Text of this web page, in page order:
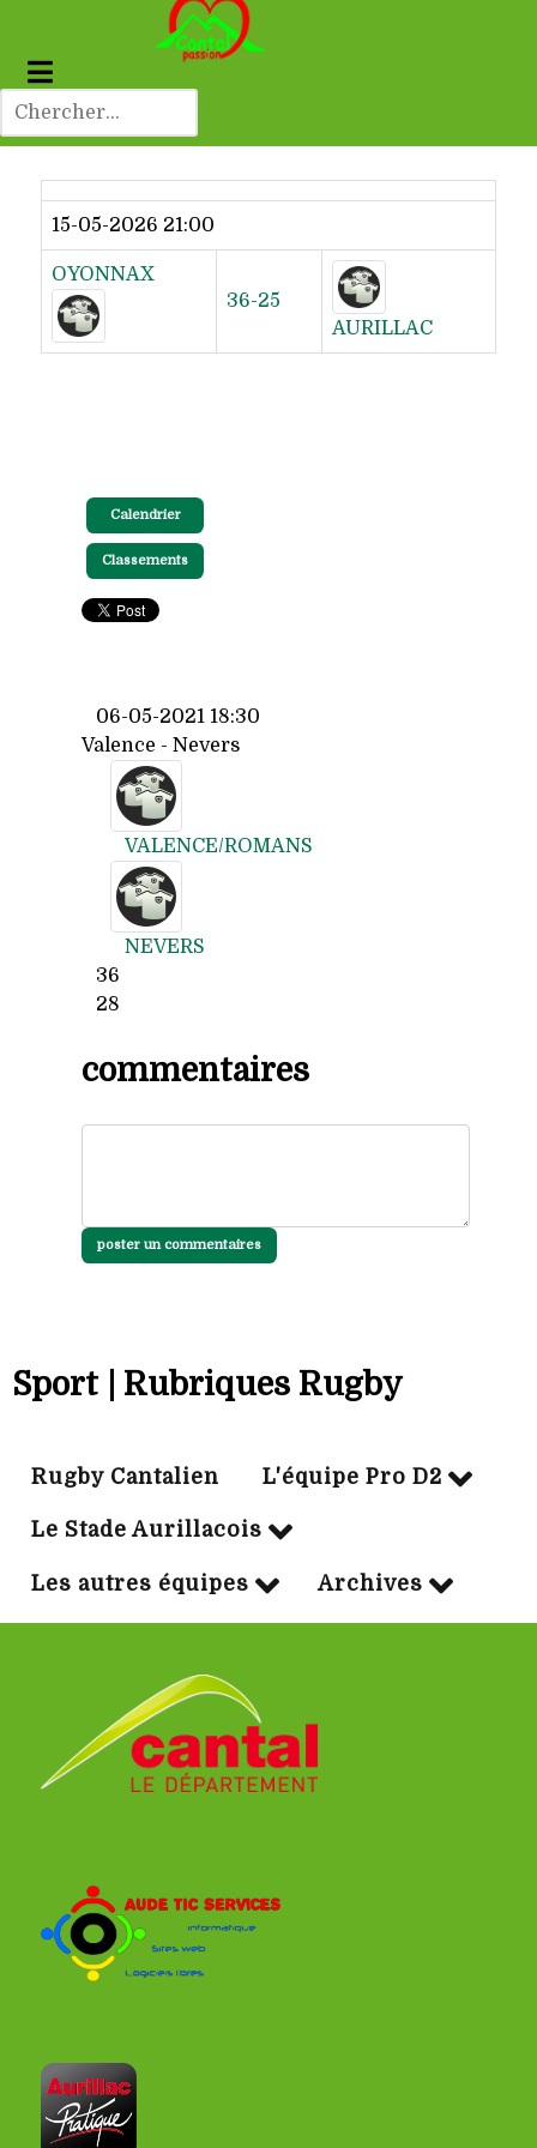
Dernier résultat
15-05-2026 21:00
OYONNAX
36-25
AURILLAC
Calendrier
Classements
06-05-2021 18:30
Valence - Nevers
VALENCE/ROMANS
NEVERS
36
28
commentaires
poster un commentaires
Sport | Rubriques Rugby
Rugby Cantalien L'équipe Pro D2
Le Stade Aurillacois
Les autres équipes Archives